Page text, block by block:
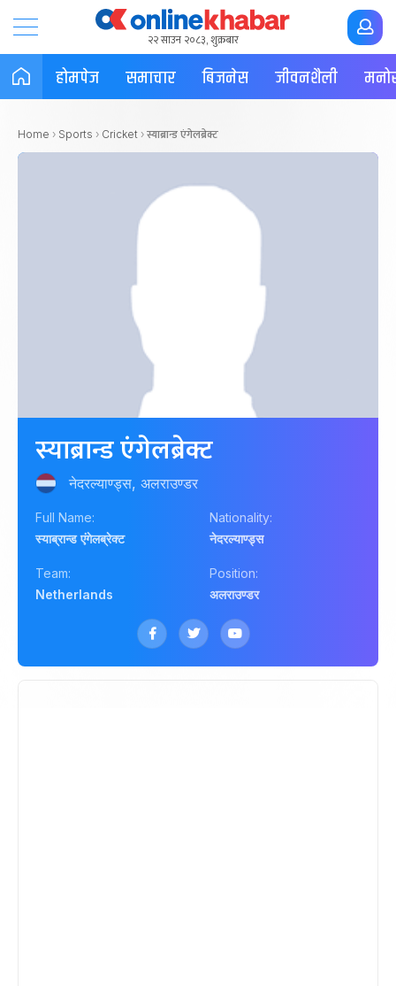
२२ साउन २०८३, शुक्रबार
होमपेज समाचार बिजनेस जीवनशैली
Home › Sports › Cricket › स्याब्रान्ड एंगेलब्रेक्ट
स्याब्रान्ड एंगेलब्रेक्ट
नेदरल्याण्ड्स, अलराउण्डर
Full Name:
स्याब्रान्ड एंगेलब्रेक्ट
Nationality:
नेदरल्याण्ड्स
Team:
Netherlands
Position:
अलराउण्डर